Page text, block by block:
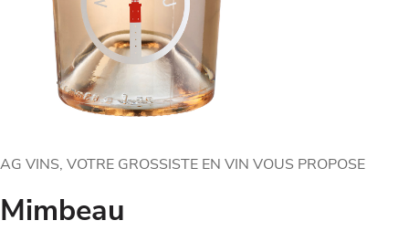
AG VINS, VOTRE GROSSISTE EN VIN VOUS PROPOSE
Mimbeau